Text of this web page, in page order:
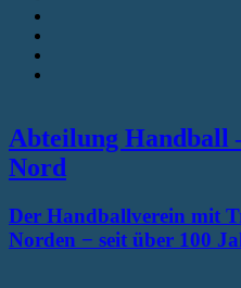
Abteilung Handball
Nord
Der Handballverein mit
Norden − seit über 100